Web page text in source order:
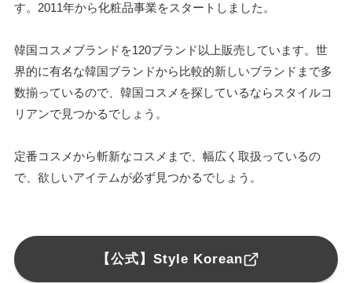
す。2011年から化粧品事業をスタートしました。
韓国コスメブランドを120ブランド以上販売しています。世
界的に有名な韓国ブランドから比較的新しいブランドまで多
数揃っているので、韓国コスメを探しているならスタイルコ
リアンで見つかるでしょう。
定番コスメから斬新なコスメまで、幅広く取扱っているの
で、欲しいアイテムが必ず見つかるでしょう。
【公式】Style Korean